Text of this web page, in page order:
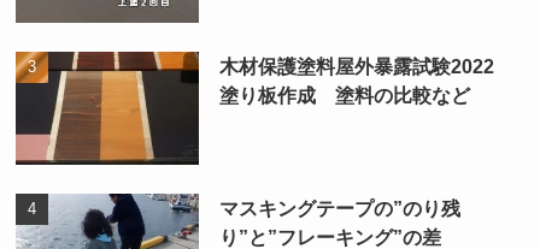
木材保護塗料屋外暴露試験2022
塗り板作成 塗料の比較など
マスキングテープの”のり残
り”と”フレーキング”の差